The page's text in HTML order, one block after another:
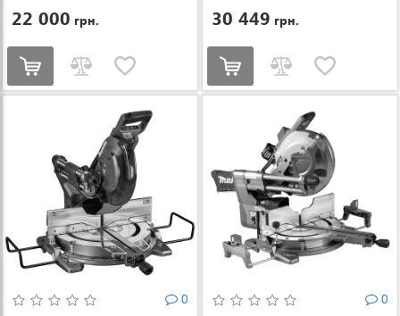
22 000 грн. 30 449 грн.
0
0